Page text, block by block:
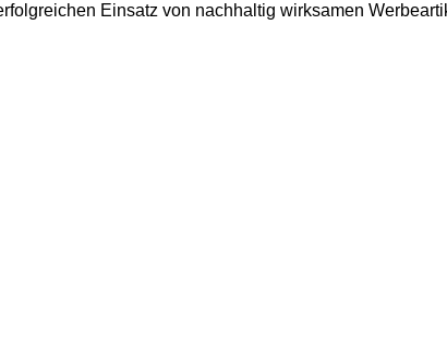
Einsatz von nachhaltig wirksamen